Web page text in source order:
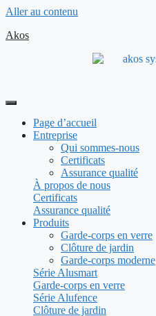
Aller au contenu
Akos
Page d’accueil
Entreprise
Qui sommes-nous
Certificats
Assurance qualité
À propos de nous
Certificats
Assurance qualité
Produits
Garde-corps en verre
Clôture de jardin
Garde-corps moderne
Série Alusmart
Garde-corps en verre
Série Alufence
Clôture de jardin